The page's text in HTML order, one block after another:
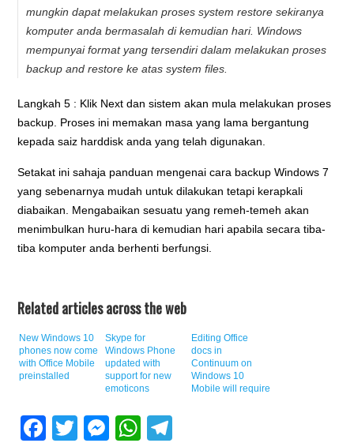
mungkin dapat melakukan proses system restore sekiranya
komputer anda bermasalah di kemudian hari. Windows
mempunyai format yang tersendiri dalam melakukan proses
backup and restore ke atas system files.
Langkah 5 : Klik Next dan sistem akan mula melakukan proses
backup. Proses ini memakan masa yang lama bergantung
kepada saiz harddisk anda yang telah digunakan.
Setakat ini sahaja panduan mengenai cara backup Windows 7
yang sebenarnya mudah untuk dilakukan tetapi kerapkali
diabaikan. Mengabaikan sesuatu yang remeh-temeh akan
menimbulkan huru-hara di kemudian hari apabila secara tiba-
tiba komputer anda berhenti berfungsi.
Related articles across the web
New Windows 10
phones now come
with Office Mobile
preinstalled
Skype for
Windows Phone
updated with
support for new
emoticons
Editing Office
docs in
Continuum on
Windows 10
Mobile will require
Facebook
TwitterMessenger
WhatsApp